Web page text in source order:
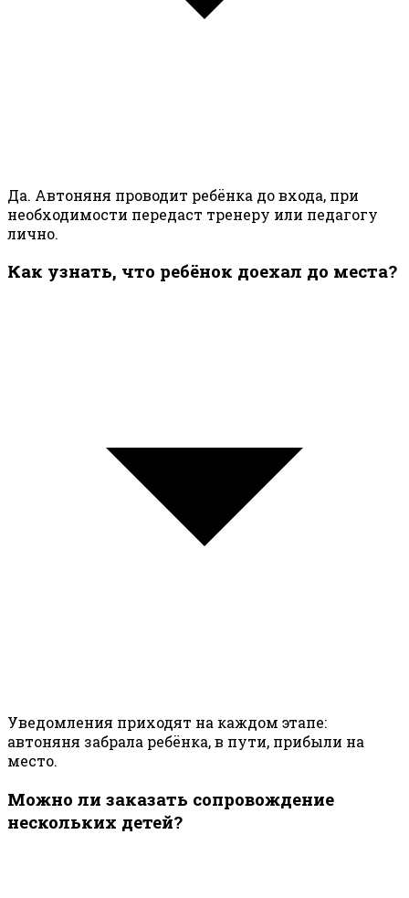
Да. Автоняня проводит ребёнка до входа, при
необходимости передаст тренеру или педагогу
лично.
Как узнать, что ребёнок доехал до места?
Уведомления приходят на каждом этапе:
автоняня забрала ребёнка, в пути, прибыли на
место.
Можно ли заказать сопровождение
нескольких детей?